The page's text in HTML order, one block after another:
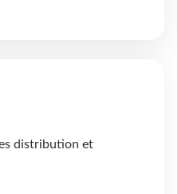
distribution et